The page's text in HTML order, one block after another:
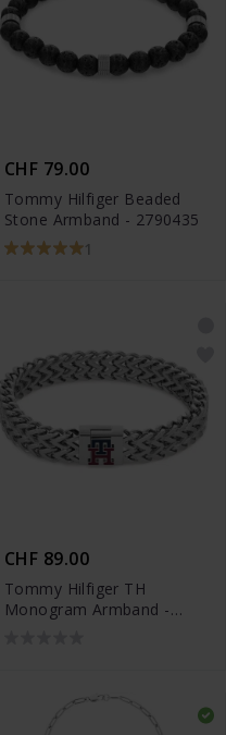
CHF 79.00
Tommy Hilfiger Beaded
Stone Armband - 2790435
1
CHF 89.00
Tommy Hilfiger TH
Monogram Armband -